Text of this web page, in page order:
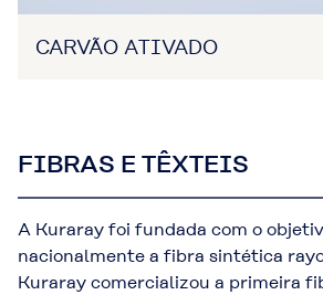
CARVÃO ATIVADO
FIBRAS E TÊXTEIS
A Kuraray foi fundada com o
nacionalmente a fibra sintética
Kuraray comercializou a primeira